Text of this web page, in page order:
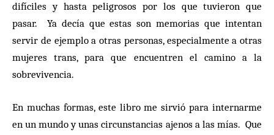
difíciles y hasta peligrosos por los que tuvieron que
pasar. Ya decía que estas son memorias que intentan
servir de ejemplo a otras personas, especialmente a otras
mujeres trans, para que encuentren el camino a la
sobrevivencia.
En muchas formas, este libro me sirvió para internarme
en un mundo y unas circunstancias ajenos a las mías. Que